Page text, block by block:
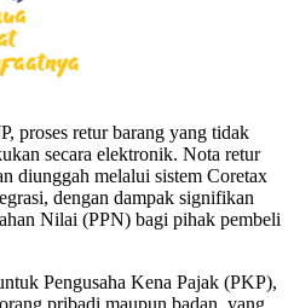
proses retur barang yang tidak
secara elektronik. Nota retur
diunggah melalui sistem Coretax
dengan dampak signifikan
Nilai (PPN) bagi pihak pembeli
Pengusaha Kena Pajak (PKP),
pribadi maupun badan, yang